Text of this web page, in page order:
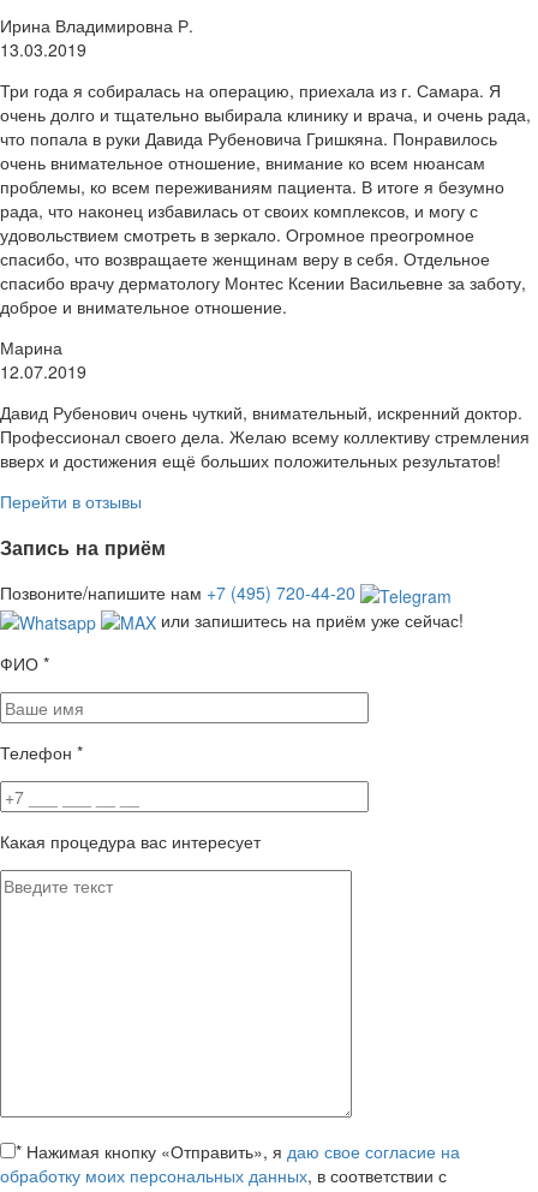
Ирина Владимировна Р.
13.03.2019
Три года я собиралась на операцию, приехала из г. Самара. Я
очень долго и тщательно выбирала клинику и врача, и очень рада,
что попала в руки Давида Рубеновича Гришкяна. Понравилось
очень внимательное отношение, внимание ко всем нюансам
проблемы, ко всем переживаниям пациента. В итоге я безумно
рада, что наконец избавилась от своих комплексов, и могу с
удовольствием смотреть в зеркало. Огромное преогромное
спасибо, что возвращаете женщинам веру в себя. Отдельное
спасибо врачу дерматологу Монтес Ксении Васильевне за заботу,
доброе и внимательное отношение.
Марина
12.07.2019
Давид Рубенович очень чуткий, внимательный, искренний доктор.
Профессионал своего дела. Желаю всему коллективу стремления
вверх и достижения ещё больших положительных результатов!
Перейти в отзывы
Запись на приём
Позвоните/напишите нам +7 (495) 720-44-20
или запишитесь на приём уже сейчас!
ФИО *
Телефон *
Какая процедура вас интересует
* Нажимая кнопку «Отправить», я даю свое согласие на
обработку моих персональных данных, в соответствии с